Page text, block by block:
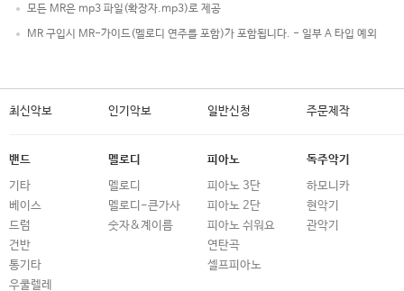
모든 MR은 mp3 파일(확장자.mp3)로 제공
MR 구입시 MR-가이드(멜로디 연주를 포함)가 포함됩니다. - 일부 A 타입 예외
최신악보 인기악보 일반신청 주문제작
밴드
기타
베이스
드럼
건반
통기타
우쿨렐레
멜로디
멜로디
멜로디-큰가사
숫자&계이름
피아노
피아노 3단
피아노 2단
피아노 쉬워요
연탄곡
셀프피아노
독주악기
하모니카
현악기
관악기